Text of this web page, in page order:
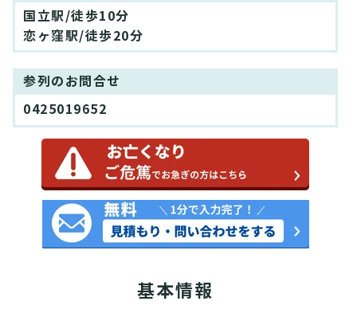
国立駅/徒歩10分
恋ヶ窪駅/徒歩20分
参列のお問合せ
0425019652
基本情報